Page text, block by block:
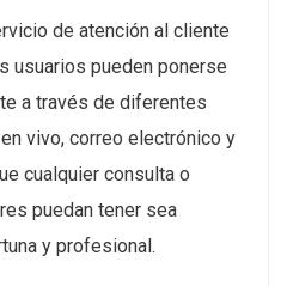
de atención al cliente
usuarios pueden ponerse
a través de diferentes
vivo, correo electrónico y
cualquier consulta o
puedan tener sea
y profesional.